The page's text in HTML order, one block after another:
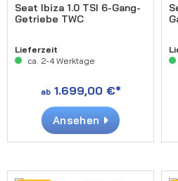
Seat Ibiza 1.0 TSI 6-Gang-
Getriebe TWC
Lieferzeit
ca. 2-4 Werktage
ab1.699,00 €*
Ansehen